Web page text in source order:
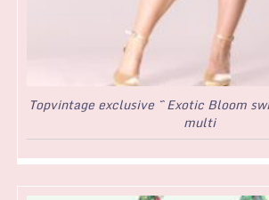
Topvintage exclusive ~ Exotic Bloom
multi